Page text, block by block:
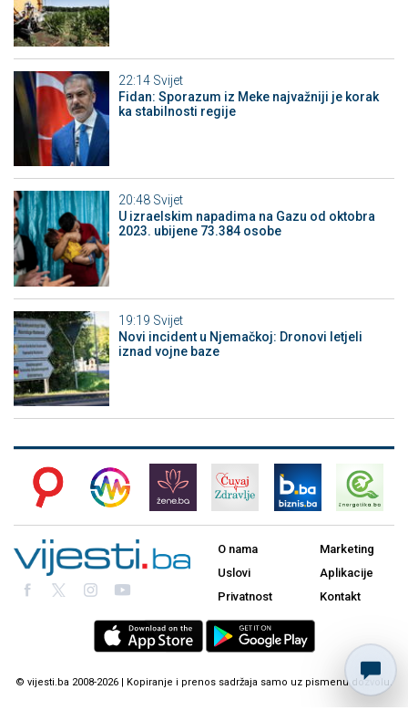
22:14 Svijet
Fidan: Sporazum iz Meke najvažniji je korak
ka stabilnosti regije
20:48 Svijet
U izraelskim napadima na Gazu od oktobra
2023. ubijene 73.384 osobe
19:19 Svijet
Novi incident u Njemačkoj: Dronovi letjeli
iznad vojne baze
O nama
Uslovi
Privatnost
Marketing
Aplikacije
Kontakt
© vijesti.ba 2008-2026 | Kopiranje i prenos sadržaja samo uz pismenu dozvolu.